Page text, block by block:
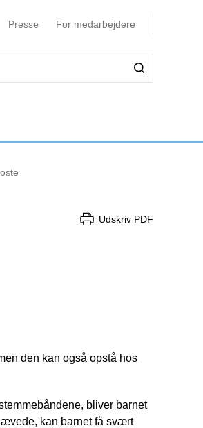
Presse For medarbejdere
Udskriv PDF
den kan også opstå hos
bliver barnet
kan barnet få svært